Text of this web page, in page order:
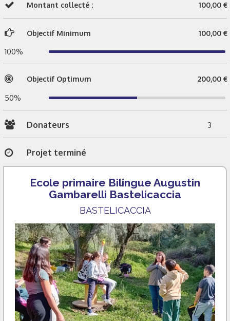
Montant collecté : 100,00 €
Objectif Minimum 100,00 €
100%
Objectif Optimum 200,00 €
50%
Donateurs 3
Projet terminé
Ecole primaire Bilingue Augustin
Gambarelli Bastelicaccia
BASTELICACCIA